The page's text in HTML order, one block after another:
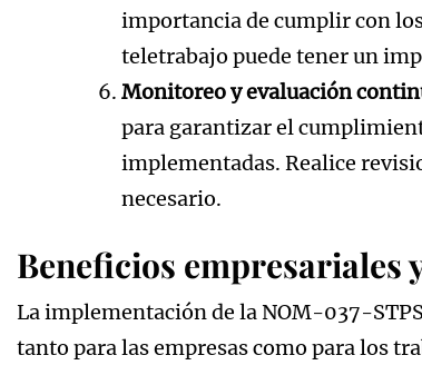
importancia de cumplir con
teletrabajo puede tener un
Monitoreo y evaluación
para garantizar el
implementadas. Realice
necesario.
Beneficios empresariales
La implementación de la NOM-037-
tanto para las empresas como para los